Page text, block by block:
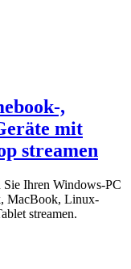
,
mit
streamen
Ihren Windows-PC
MacBook, Linux-
streamen.